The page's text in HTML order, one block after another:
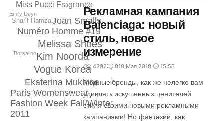
Kim Noorda
Vogue Korea
Melissa Shoes
Numéro Homme #19
Ekaterina Mukhina
Paris Womenswear
Fashion Week Fall/Winter
2011
Joan Smalls
Miss Pucci Fragrance
Sharif Hamza
Borsalino
Emily Deyn
Рекламная кампания
Balenciaga: новый
стиль, новое
измерение
4392 010 Мая 2010 15:55
Модные бренды, как же нелегко вам
удивлять искушенных ценителей
стиля своими новыми рекламными
кампаниями! Но фантазии, как